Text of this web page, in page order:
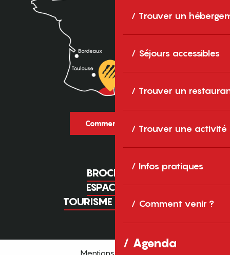
Trouver un
Séjours accessibles
Trouver un
Trouver une activité
Infos pratiques
Comment venir ?
Agenda
Comment venir ?
BROCHURES
ESPACE PRO
TOURISME D'AFFAIRES